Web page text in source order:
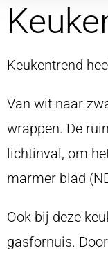
Keukentrend
Van wit naar
wrappen. De
lichtinval, om
marmer blad
Ook bij deze
gasfornuis.